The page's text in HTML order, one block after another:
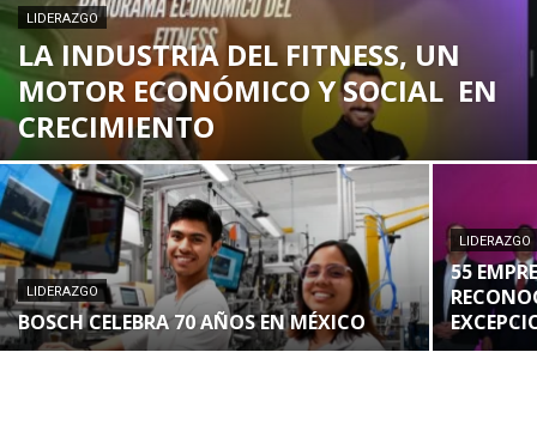
LIDERAZGO
LA INDUSTRIA DEL FITNESS, UN
MOTOR ECONÓMICO Y SOCIAL EN
CRECIMIENTO
LIDERAZGO
BOSCH CELEBRA 70 AÑOS EN MÉXICO
LIDERAZGO
55